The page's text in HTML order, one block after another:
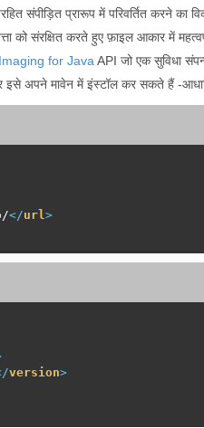
संपीड़ित प्रारूप में परिवर्तित करने
को संरक्षित करते हुए फ़ाइल आकार में
for Java API जो एक सुविधा
अपने मावेन में इंस्टॉल कर सकते हैं -
</url>
version>